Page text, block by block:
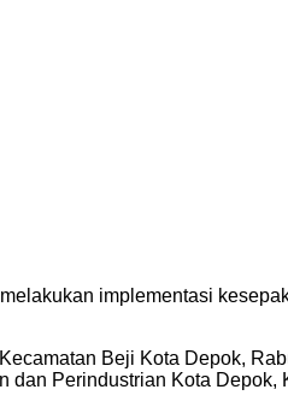
implementasi
Beji Kota Depok,
Perindustrian Kota